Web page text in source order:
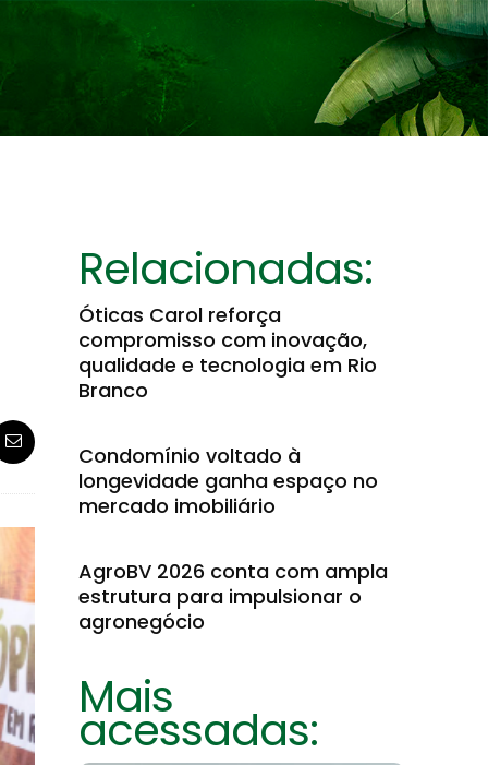
Relacionadas:
Óticas Carol reforça
compromisso com inovação,
qualidade e tecnologia em Rio
Branco
Condomínio voltado à
longevidade ganha espaço no
mercado imobiliário
AgroBV 2026 conta com ampla
estrutura para impulsionar o
agronegócio
Mais
acessadas: